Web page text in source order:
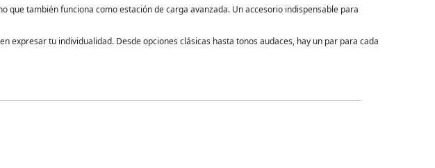
que también funciona como estación de carga avanzada. Un accesorio indispensable para
expresar tu individualidad. Desde opciones clásicas hasta tonos audaces, hay un par para cada